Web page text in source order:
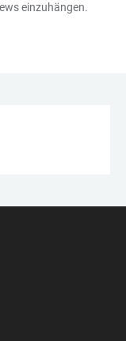
einzuhängen.